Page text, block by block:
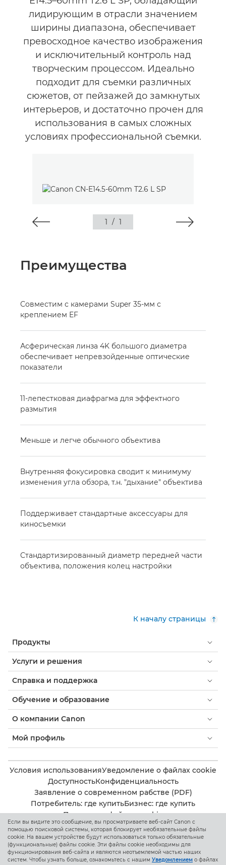
лидирующим в отрасли значением
ширины диапазона, обеспечивает
превосходное качество изображения
и исключительный контроль над
творческим процессом. Идеально
подходит для съемки различных
сюжетов, от пейзажей до замкнутых
интерьеров, и достаточно прочен для
использования в самых сложных
условиях профессиональной съемки.
1 / 1
Преимущества
Совместим с камерами Super 35-мм с
креплением EF
Асферическая линза 4K большого диаметра
обеспечивает непревзойденные оптические
показатели
11-лепестковая диафрагма для эффектного
размытия
Меньше и легче обычного объектива
Внутренняя фокусировка сводит к минимуму
изменения угла обзора, т.н. "дыхание" объектива
Поддерживает стандартные аксессуары для
киносъемки
Стандартизированный диаметр передней части
объектива, положения колец настройки
Если вы видите это сообщение, вы просматриваете веб-сайт Canon с
помощью поисковой системы, которая блокирует необязательные файлы
cookie. На вашем устройстве будут использоваться только обязательные
(функциональные) файлы cookie. Эти файлы cookie необходимы для
функционирования веб-сайта и являются неотъемлемой частью наших
систем. Чтобы узнать больше, ознакомьтесь с нашим Уведомлением о файлах
К началу страницы
Продукты
Услуги и решения
Справка и поддержка
Обучение и образование
О компании Canon
Мой профиль
Условия использованияУведомление о файлах cookie
ДоступностьКонфиденциальность
Заявление о современном рабстве (PDF)
Потребитель: где купитьБизнес: где купить
Параметры файлов cookie
Canon Kazakhstan